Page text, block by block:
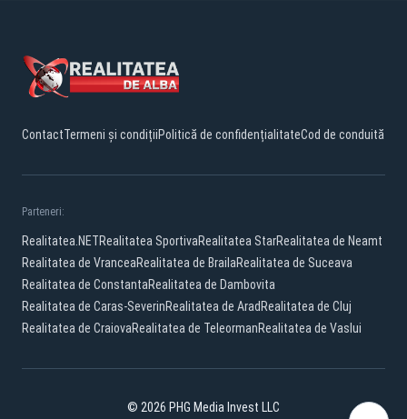
ContactTermeni și condițiiPolitică de confidențialitateCod de conduită
Parteneri:
Realitatea.NETRealitatea SportivaRealitatea StarRealitatea de Neamt
Realitatea de VranceaRealitatea de BrailaRealitatea de Suceava
Realitatea de ConstantaRealitatea de Dambovita
Realitatea de Caras-SeverinRealitatea de Arad Realitatea de Cluj
Realitatea de CraiovaRealitatea de TeleormanRealitatea de Vaslui
© 2026 PHG Media Invest LLC